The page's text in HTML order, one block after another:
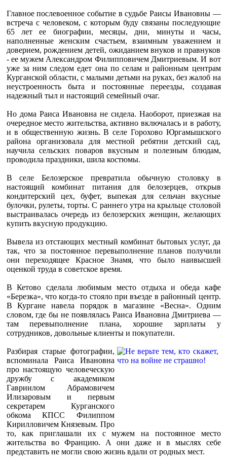
Главное послевоенное событие в судьбе Раисы Ивановны —
встреча с человеком, с которым буду связаны последующие
65 лет ее биографии, месяцы, дни, минуты и часы,
наполненные женским счастьем, взаимным уважением и
доверием, рождением детей, ожиданием внуков и правнуков
- ее мужем Александром Филипповичем Дмитриевым. И вот
уже за ним следом едет она по селам и районным центрам
Курганской области, с малыми детьми на руках, без жалоб на
неустроенность быта и постоянные переезды, создавая
надежный тыл и настоящий семейный очаг.
Но дома Раиса Ивановна не сидела. Наоборот, приезжая на
очередное место жительства, активно включалась и в работу,
и в общественную жизнь. В селе Горохово Юргамышского
района организовала для местной ребятни детский сад,
научила сельских поваров вкусным и полезным блюдам,
проводила праздники, шила костюмы.
В селе Белозерское превратила обычную столовку в
настоящий комбинат питания для белозерцев, открыв
кондитерский цех, буфет, выпекая для сельчан вкусные
булочки, рулеты, торты. С раннего утра на крыльце столовой
выстраивалась очередь из белозерских женщин, желающих
купить вкусную продукцию.
Вывела из отстающих местный комбинат бытовых услуг, да
так, что за постоянное перевыполнение планов получили
они переходящее Красное Знамя, что было наивысшей
оценкой труда в советское время.
В Кетово сделала любимым место отдыха и обеда кафе
«Березка», что когда-то стояло при въезде в районный центр.
В Кургане навела порядок в магазине «Весна». Одним
словом, где бы не появлялась Раиса Ивановна Дмитриева —
там перевыполнение плана, хорошие зарплаты у
сотрудников, довольные клиенты и покупатели.
Разбирая старые фотографии,
вспоминала Раиса Ивановна
про настоящую человеческую
дружбу с академиком
Гавриилом Абрамовичем
Илизаровым и первым
секретарем Курганского
обкома КПСС Филиппом
Кирилловичем Князевым. Про
то, как приглашали их с мужем на постоянное место
жительства во Францию. А они даже и в мыслях себе
представить не могли свою жизнь вдали от родных мест.